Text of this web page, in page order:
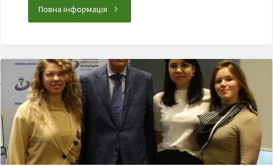
Повна інформація